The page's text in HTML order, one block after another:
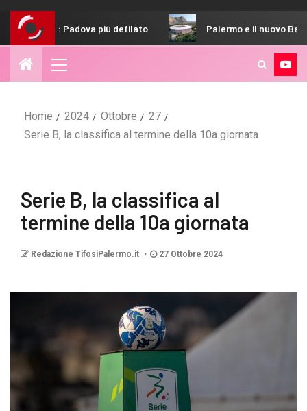
più defilato Palermo e il nuovo Barbera: così lo
Home 2024 Ottobre
27
Serie B, la classifica al termine della 10a giornata
Serie B, la classifica al
termine della 10a giornata
Redazione TifosiPalermo.it 27 Ottobre 2024